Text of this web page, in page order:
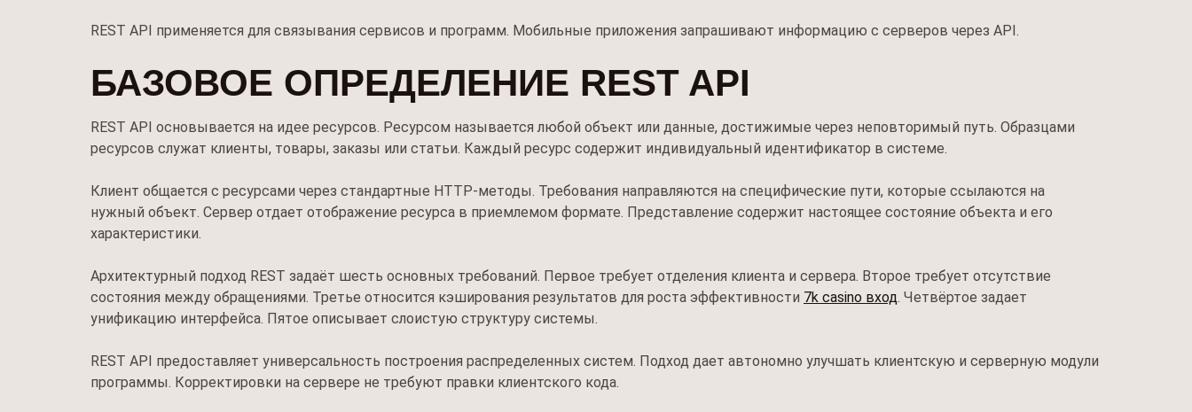
REST API применяется для связывания сервисов и программ. Мобильные приложения запрашивают информацию с серверов через API.
БАЗОВОЕ ОПРЕДЕЛЕНИЕ REST API
REST API основывается на идее ресурсов. Ресурсом называется любой объект или данные, достижимые через неповторимый путь. Образцами
ресурсов служат клиенты, товары, заказы или статьи. Каждый ресурс содержит индивидуальный идентификатор в системе.
Клиент общается с ресурсами через стандартные HTTP-методы. Требования направляются на специфические пути, которые ссылаются на
нужный объект. Сервер отдает отображение ресурса в приемлемом формате. Представление содержит настоящее состояние объекта и его
характеристики.
Архитектурный подход REST задаёт шесть основных требований. Первое требует отделения клиента и сервера. Второе требует отсутствие
состояния между обращениями. Третье относится кэширования результатов для роста эффективности 7k casino вход. Четвёртое задает
унификацию интерфейса. Пятое описывает слоистую структуру системы.
REST API предоставляет универсальность построения распределенных систем. Подход дает автономно улучшать клиентскую и серверную модули
программы. Корректировки на сервере не требуют правки клиентского кода.